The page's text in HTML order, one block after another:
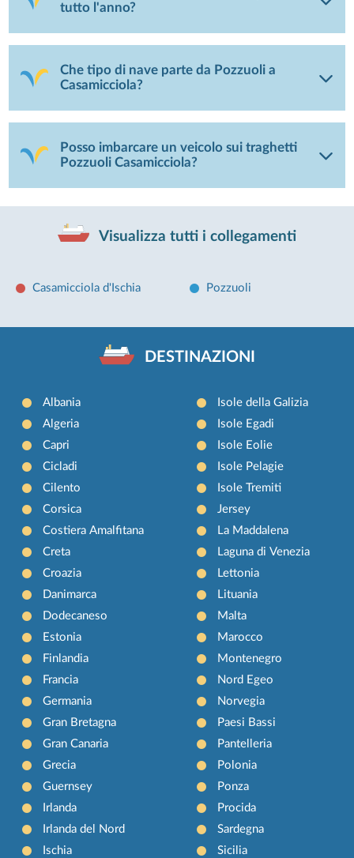
tutto l'anno?
Che tipo di nave parte da Pozzuoli a
Casamicciola?
Posso imbarcare un veicolo sui traghetti
Pozzuoli Casamicciola?
Visualizza tutti i collegamenti
Casamicciola d'Ischia Pozzuoli
DESTINAZIONI
Albania
Algeria
Capri
Cicladi
Cilento
Corsica
Costiera Amalfitana
Creta
Croazia
Danimarca
Dodecaneso
Estonia
Finlandia
Francia
Germania
Gran Bretagna
Gran Canaria
Grecia
Guernsey
Irlanda
Irlanda del Nord
Ischia
Isole della Galizia
Isole Egadi
Isole Eolie
Isole Pelagie
Isole Tremiti
Jersey
La Maddalena
Laguna di Venezia
Lettonia
Lituania
Malta
Marocco
Montenegro
Nord Egeo
Norvegia
Paesi Bassi
Pantelleria
Polonia
Ponza
Procida
Sardegna
Sicilia